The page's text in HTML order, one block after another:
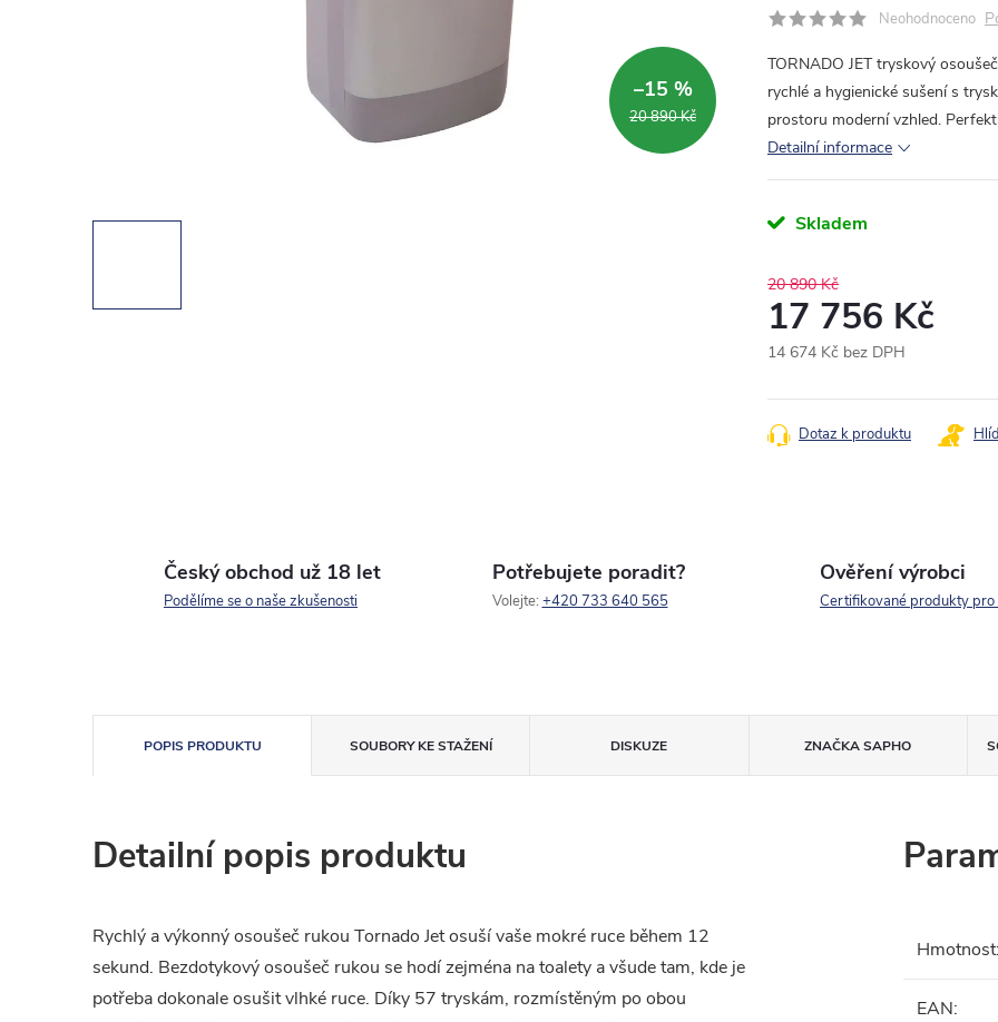
20 890 Kč
–15 %
Neohodnoceno
TORNADO JET tryskový
rychlé a hygienické sušení s
prostoru moderní vzhled.
Detailní informace
Skladem
20 890 Kč
17 756 Kč
14 674 Kč bez DPH
cena:
Dotaz k produktu
Český obchod už 18 let
Podělíme se o naše zkušenosti
Potřebujete poradit?
Volejte: +420 733 640 565
Ověření výrobci
Certifikované produkty pro
POPIS PRODUKTU SOUBORY KE STAŽENÍ DISKUZE ZNAČKASAPHO
Detailní popis produktu
Rychlý a výkonný osoušeč rukou Tornado Jet osuší vaše mokré ruce během 12
sekund. Bezdotykový osoušeč rukou se hodí zejména na toalety a všude tam, kde je
potřeba dokonale osušit vlhké ruce. Díky 57 tryskám, rozmístěným po obou
Hmotnost:
EAN: